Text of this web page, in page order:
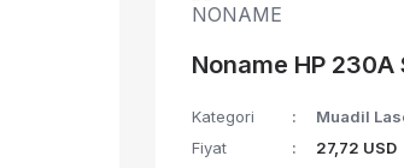
Noname HP
Kategori Muadil
Fiyat
27,72 USD